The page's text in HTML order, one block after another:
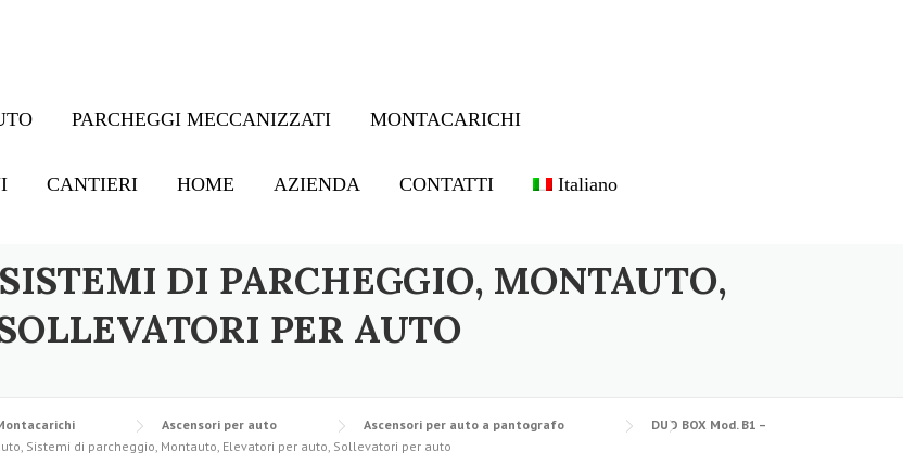
PARCHEGGI MECCANIZZATI MONTACARICHI
CANTIERI HOME AZIENDA CONTATTI Italiano
DI PARCHEGGIO, MONTAUTO,
PER AUTO
Ascensori per auto Ascensori per auto a pantografo
DUO BOX Mod. B1 –
Sistemi di parcheggio, Montauto, Elevatori per auto, Sollevatori per auto